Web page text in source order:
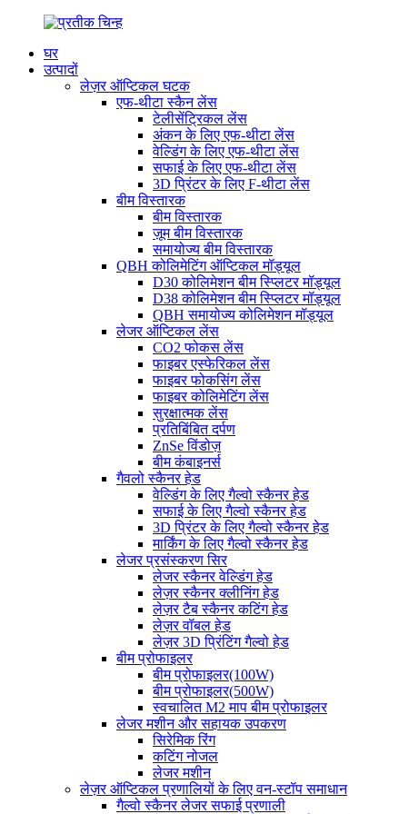
घर
उत्पादों
लेज़र ऑप्टिकल घटक
एफ-थीटा स्कैन लेंस
टेलीसेंट्रिकल लेंस
अंकन के लिए एफ-थीटा लेंस
वेल्डिंग के लिए एफ-थीटा लेंस
सफाई के लिए एफ-थीटा लेंस
3D प्रिंटर के लिए F-थीटा लेंस
बीम विस्तारक
बीम विस्तारक
ज़ूम बीम विस्तारक
समायोज्य बीम विस्तारक
QBH कोलिमेटिंग ऑप्टिकल मॉड्यूल
D30 कोलिमेशन बीम स्प्लिटर मॉड्यूल
D38 कोलिमेशन बीम स्प्लिटर मॉड्यूल
QBH समायोज्य कोलिमेशन मॉड्यूल
लेजर ऑप्टिकल लेंस
CO2 फोकस लेंस
फाइबर एस्फेरिकल लेंस
फाइबर फोकसिंग लेंस
फाइबर कोलिमेटिंग लेंस
सुरक्षात्मक लेंस
प्रतिबिंबित दर्पण
ZnSe विंडोज़
बीम कंबाइनर्स
गैवलो स्कैनर हेड
वेल्डिंग के लिए गैल्वो स्कैनर हेड
सफाई के लिए गैल्वो स्कैनर हेड
3D प्रिंटर के लिए गैल्वो स्कैनर हेड
मार्किंग के लिए गैल्वो स्कैनर हेड
लेजर प्रसंस्करण सिर
लेजर स्कैनर वेल्डिंग हेड
लेज़र स्कैनर क्लीनिंग हेड
लेज़र टैब स्कैनर कटिंग हेड
लेज़र वॉबल हेड
लेज़र 3D प्रिंटिंग गैल्वो हेड
बीम प्रोफाइलर
बीम प्रोफाइलर(100W)
बीम प्रोफाइलर(500W)
स्वचालित M2 माप बीम प्रोफाइलर
लेजर मशीन और सहायक उपकरण
सिरेमिक रिंग
कटिंग नोजल
लेजर मशीन
लेज़र ऑप्टिकल प्रणालियों के लिए वन-स्टॉप समाधान
गैल्वो स्कैनर लेजर सफाई प्रणाली